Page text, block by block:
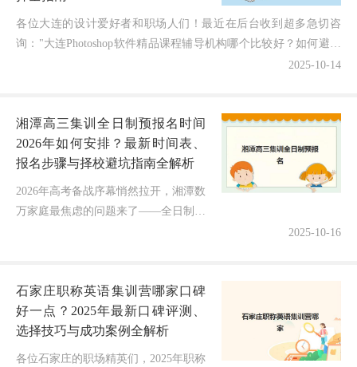
各位大连的设计爱好者和职场人们！最近在后台收到超多急切咨
询："大连Photoshop软件精品课程辅导机构哪个比较好？如何避免
2025-10-14
湘潭高三集训全日制预报名时间
2026年如何安排？最新时间表、
报名步骤与择校避坑指南全解析
2026年高考备战序幕悄然拉开，湘潭数
万家庭最焦虑的问题来了——全日制集
2025-10-16
石家庄职称英语集训营哪家口碑
好一点？2025年最新口碑评测、
选择技巧与成功案例全解析
各位石家庄的职场精英们，2025年职称